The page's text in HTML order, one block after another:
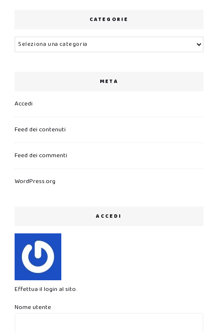
CATEGORIE
Categorie
META
Accedi
Feed dei contenuti
Feed dei commenti
WordPress.org
ACCEDI
Effettua il login al sito.
Nome utente